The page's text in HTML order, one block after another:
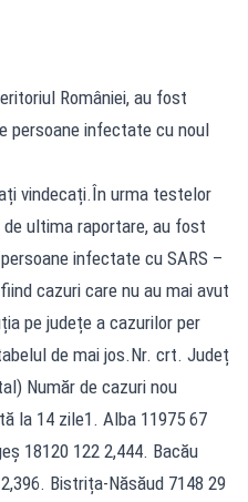
României, au fost
persoane infectate cu noul
vindecați.În urma testelor
ultima raportare, au fost
infectate cu SARS –
cazuri care nu au mai avut
pe județe a cazurilor per
de mai jos.Nr. crt. Județ
Număr de cazuri nou
la 14 zile1. Alba 11975 67
18120 122 2,444. Bacău
Bistrița-Năsăud 7148 29